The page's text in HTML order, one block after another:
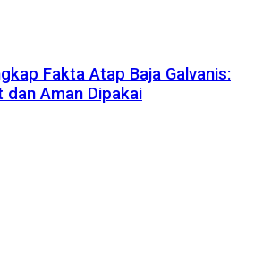
Fakta Atap Baja Galvanis:
dan Aman Dipakai